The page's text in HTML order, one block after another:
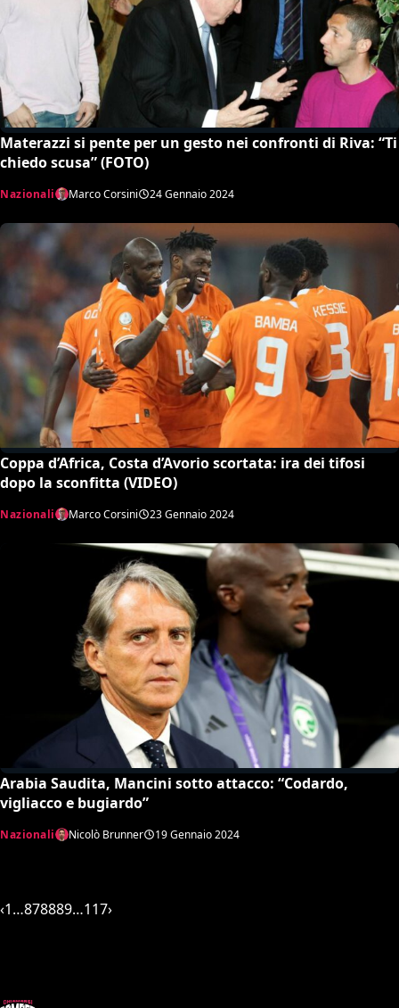
Materazzi si pente per un gesto nei confronti di Riva: “Ti
chiedo scusa” (FOTO)
Nazionali Marco Corsini 24 Gennaio 2024
Coppa d’Africa, Costa d’Avorio scortata: ira dei tifosi
dopo la sconfitta (VIDEO)
Nazionali Marco Corsini 23 Gennaio 2024
Arabia Saudita, Mancini sotto attacco: “Codardo,
vigliacco e bugiardo”
Nazionali Nicolò Brunner 19 Gennaio 2024
‹1…878889…117›